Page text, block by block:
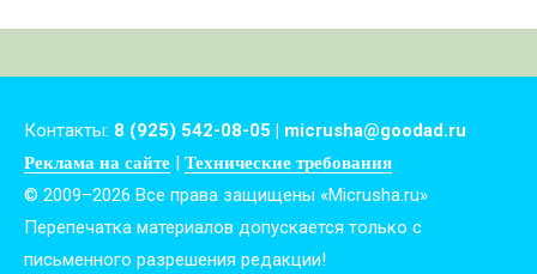
Контакты: 8 (925) 542-08-05 | micrusha@goodad.ru
Реклама на сайте | Технические требования
© 2009–2026 Все права защищены «Micrusha.ru»
Перепечатка материалов допускается только с
письменного разрешения редакции!